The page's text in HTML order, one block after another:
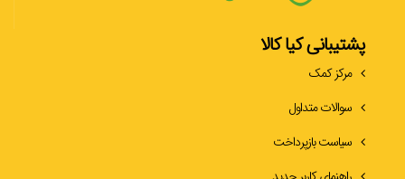
پشتیبانی کیا کالا
مرکز کمک
سوالات متداول
سیاست بازپرداخت